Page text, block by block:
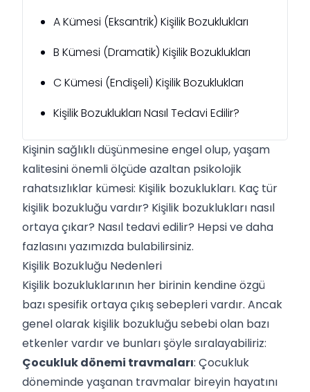
A Kümesi (Eksantrik) Kişilik Bozuklukları
B Kümesi (Dramatik) Kişilik Bozuklukları
C Kümesi (Endişeli) Kişilik Bozuklukları
Kişilik Bozuklukları Nasıl Tedavi Edilir?
Kişinin sağlıklı düşünmesine engel olup, yaşam
kalitesini önemli ölçüde azaltan psikolojik
rahatsızlıklar kümesi: Kişilik bozuklukları. Kaç tür
kişilik bozukluğu vardır? Kişilik bozuklukları nasıl
ortaya çıkar? Nasıl tedavi edilir? Hepsi ve daha
fazlasını yazımızda bulabilirsiniz.
Kişilik Bozukluğu Nedenleri
Kişilik bozukluklarının her birinin kendine özgü
bazı spesifik ortaya çıkış sebepleri vardır. Ancak
genel olarak kişilik bozukluğu sebebi olan bazı
etkenler vardır ve bunları şöyle sıralayabiliriz:
Çocukluk dönemi travmaları: Çocukluk
döneminde yaşanan travmalar bireyin hayatını